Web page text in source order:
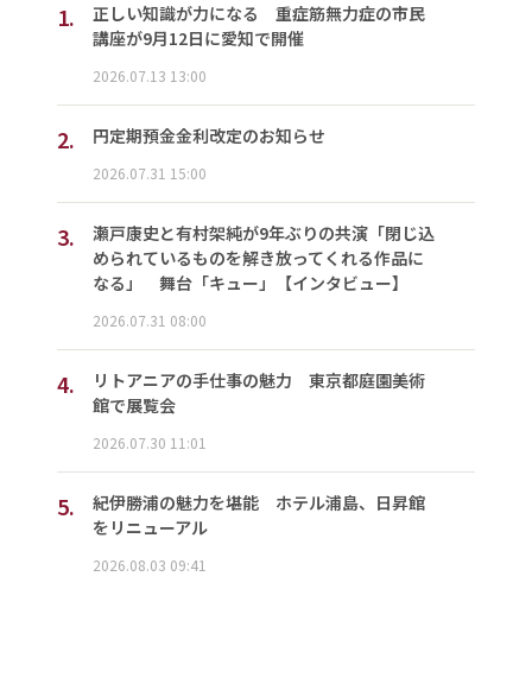
1.
正しい知識が力になる 重症筋無力症の市民
講座が9月12日に愛知で開催
2026.07.13 13:00
2. 円定期預金金利改定のお知らせ
2026.07.31 15:00
3.
瀬戸康史と有村架純が9年ぶりの共演「閉じ込
められているものを解き放ってくれる作品に
なる」 舞台「キュー」【インタビュー】
2026.07.31 08:00
4.
リトアニアの手仕事の魅力 東京都庭園美術
館で展覧会
2026.07.30 11:01
5.
紀伊勝浦の魅力を堪能 ホテル浦島、日昇館
をリニューアル
2026.08.03 09:41